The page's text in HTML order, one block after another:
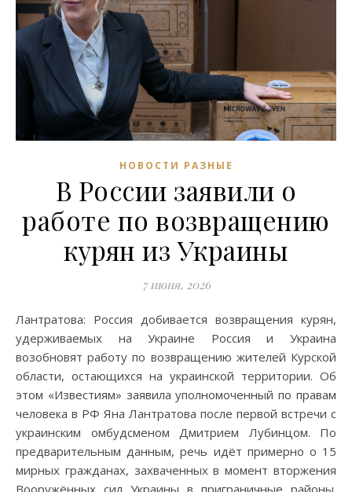
НОВОСТИ РАЗНЫЕ
В России заявили о
работе по возвращению
курян из Украины
7 июня, 2026
Лантратова: Россия добивается возвращения курян,
удерживаемых на Украине Россия и Украина
возобновят работу по возвращению жителей Курской
области, остающихся на украинской территории. Об
этом «Известиям» заявила уполномоченный по правам
человека в РФ Яна Лантратова после первой встречи с
украинским омбудсменом Дмитрием Лубинцом. По
предварительным данным, речь идёт примерно о 15
мирных гражданах, захваченных в момент вторжения